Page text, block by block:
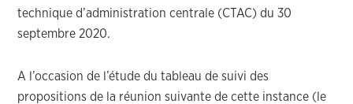
technique d’administration centrale (CTAC) du 30
septembre 2020.
A l’occasion de l’étude du tableau de suivi des
propositions de la réunion suivante de cette instance (le